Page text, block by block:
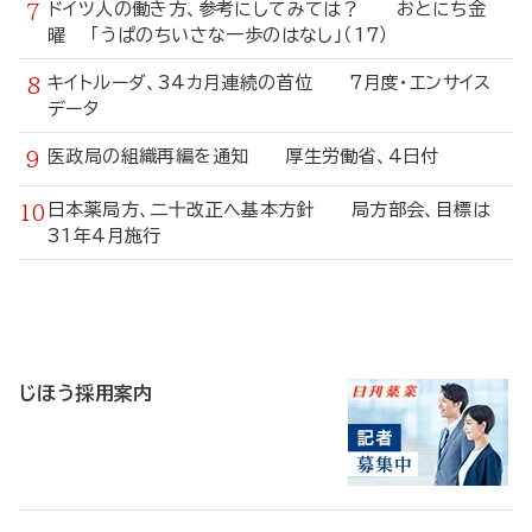
ドイツ人の働き方、参考にしてみては？ おとにち金
曜 「うぱのちいさな一歩のはなし」（17）
キイトルーダ、34カ月連続の首位 7月度・エンサイス
データ
医政局の組織再編を通知 厚生労働省、4日付
日本薬局方、二十改正へ基本方針 局方部会、目標は
31年4月施行
じほう採用案内